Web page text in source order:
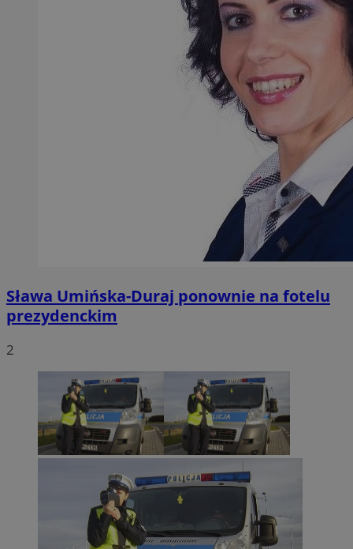
Sława Umińska-Duraj ponownie na fotelu
prezydenckim
2